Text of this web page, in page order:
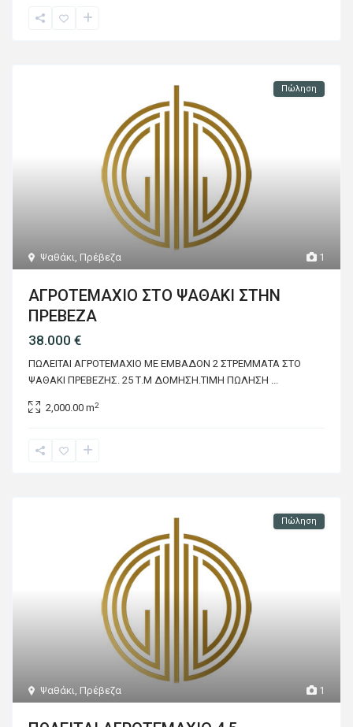
1
Ψαθάκι, Πρέβεζα
Πώληση
ΑΓΡΟΤΕΜΑΧΙΟ ΣΤΟ ΨΑΘΑΚΙ ΣΤΗΝ
ΠΡΕΒΕΖΑ
38.000 €
ΠΩΛΕΙΤΑΙ ΑΓΡΟΤΕΜΑΧΙΟ ΜΕ ΕΜΒΑΔΟΝ 2 ΣΤΡΕΜΜΑΤΑ ΣΤΟ
ΨΑΘΑΚΙ ΠΡΕΒΕΖΗΣ. 25 Τ.Μ ΔΟΜΗΣΗ.ΤΙΜΗ ΠΩΛΗΣΗ ...
2,000.00 m2
1
Ψαθάκι, Πρέβεζα
Πώληση